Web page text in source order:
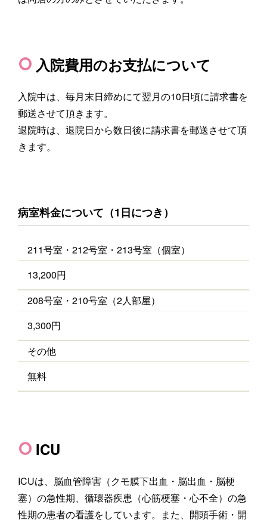
入院費用のお支払について
入院中は、毎月末日締めにて翌月の10日頃に請求書を
郵送させて頂きます。
退院時は、退院日から数日後に請求書を郵送させて頂
きます。
病室料金について（1日につき）
211号室・212号室・213号室（個室）
13,200円
208号室・210号室（2人部屋）
3,300円
その他
無料
ICU
ICUは、脳血管障害（クモ膜下出血・脳出血・脳梗
塞）の急性期、循環器疾患（心筋梗塞・心不全）の急
性期の患者の看護をしています。また、開頭手術・開